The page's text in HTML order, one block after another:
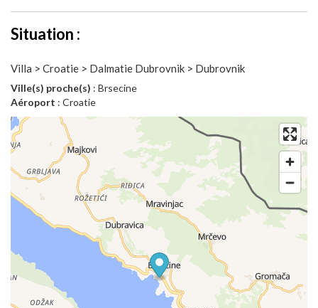
Situation :
Villa > Croatie > Dalmatie Dubrovnik > Dubrovnik
Ville(s) proche(s) : Brsecine
Aéroport : Croatie